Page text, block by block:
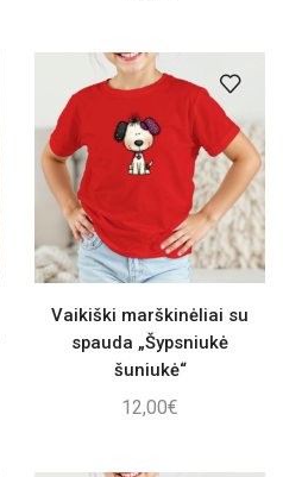
Vaikiški marškinėliai su
spauda „Šypsniukė
šuniukė“
12,00€